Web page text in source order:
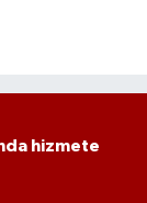
hizmete